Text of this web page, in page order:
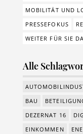
MOBILITÄT UND
PRESSEFOKUS
WEITER FÜR SIE
Alle
BAU
DEZERNAT 16
EINKOMMEN